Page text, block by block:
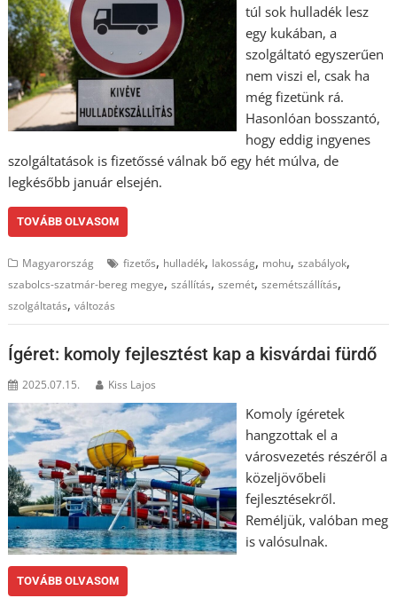
túl sok hulladék lesz
egy kukában, a
szolgáltató egyszerűen
nem viszi el, csak ha
még fizetünk rá.
Hasonlóan bosszantó,
hogy eddig ingyenes
szolgáltatások is fizetőssé válnak bő egy hét múlva, de
legkésőbb január elsején.
TOVÁBB OLVASOM
Magyarország fizetős, hulladék, lakosság, mohu,szabályok,
szabolcs-szatmár-bereg megye,szállítás,szemét,szemétszállítás,
szolgáltatás,változás
Ígéret: komoly fejlesztést kap a kisvárdai fürdő
2025.07.15. Kiss Lajos
Komoly ígéretek
hangzottak el a
városvezetés részéről a
közeljövőbeli
fejlesztésekről.
Reméljük, valóban meg
is valósulnak.
TOVÁBB OLVASOM